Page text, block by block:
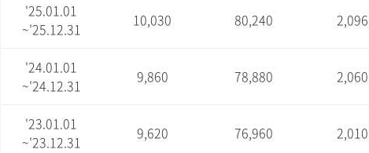
'25.01.01
~'25.12.31
10,030 80,240
'24.01.01
~'24.12.31
9,860 78,880
'23.01.01
~'23.12.31
9,620 76,960